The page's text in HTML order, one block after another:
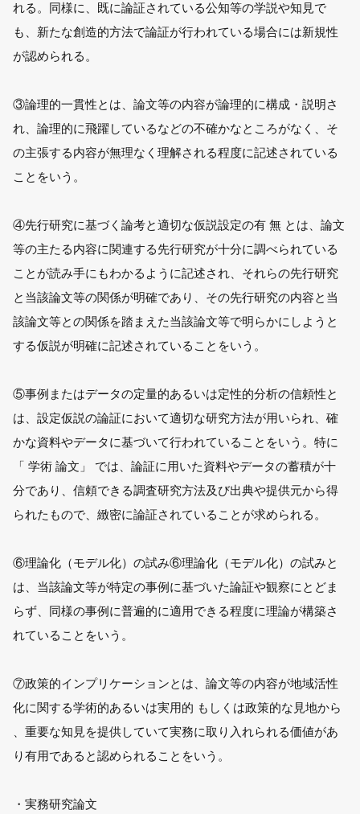
れる。同様に、既に論証されている公知等の学説や知見で
も、新たな創造的方法で論証が行われている場合には新規性
が認められる。
③論理的一貫性とは、論文等の内容が論理的に構成・説明さ
れ、論理的に飛躍しているなどの不確かなところがなく、そ
の主張する内容が無理なく理解される程度に記述されている
ことをいう。
④先行研究に基づく論考と適切な仮説設定の有 無 とは、論文
等の主たる内容に関連する先行研究が十分に調べられている
ことが読み手にもわかるように記述され、それらの先行研究
と当該論文等の関係が明確であり、その先行研究の内容と当
該論文等との関係を踏まえた当該論文等で明らかにしようと
する仮説が明確に記述されていることをいう。
⑤事例またはデータの定量的あるいは定性的分析の信頼性と
は、設定仮説の論証において適切な研究方法が用いられ、確
かな資料やデータに基づいて行われていることをいう。特に
「 学術 論文」 では、論証に用いた資料やデータの蓄積が十
分であり、信頼できる調査研究方法及び出典や提供元から得
られたもので、緻密に論証されていることが求められる。
⑥理論化（モデル化）の試み⑥理論化（モデル化）の試みと
は、当該論文等が特定の事例に基づいた論証や観察にとどま
らず、同様の事例に普遍的に適用できる程度に理論が構築さ
れていることをいう。
⑦政策的インプリケーションとは、論文等の内容が地域活性
化に関する学術的あるいは実用的 もしくは政策的な見地から
、重要な知見を提供していて実務に取り入れられる価値があ
り有用であると認められることをいう。
・実務研究論文